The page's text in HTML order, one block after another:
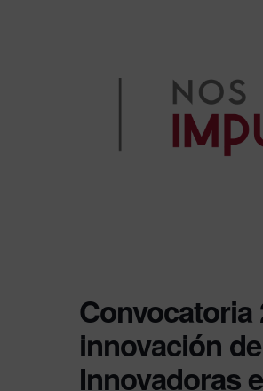
Convocatoria
innovación
Innovadoras